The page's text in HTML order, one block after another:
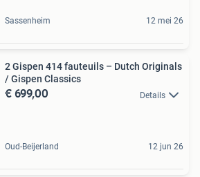
Sassenheim 12 mei 26
2 Gispen 414 fauteuils – Dutch Originals
/ Gispen Classics
€ 699,00 Details
Oud-Beijerland 12 jun 26